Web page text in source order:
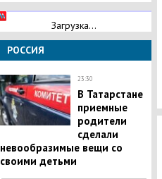
Загрузка...
РОССИЯ
23:30
В Татарстане
приемные
родители
сделали
невообразимые вещи со
своими детьми